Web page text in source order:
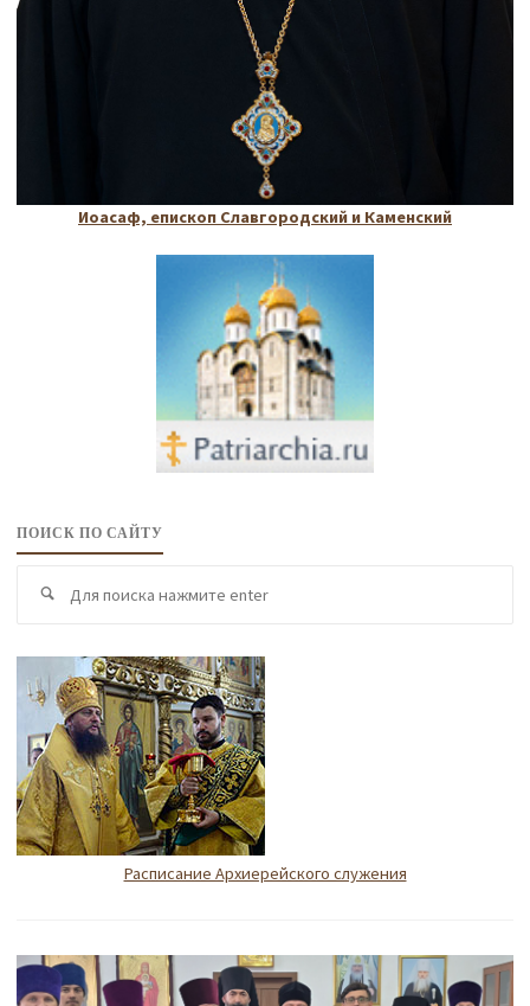
Иоасаф, епископ Славгородский и Каменский
ПОИСК ПО САЙТУ
Поиск
Расписание Архиерейского служения